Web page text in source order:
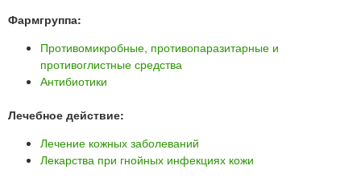
Фармгруппа:
Противомикробные, противопаразитарные и
противоглистные средства
Антибиотики
Лечебное действие:
Лечение кожных заболеваний
Лекарства при гнойных инфекциях кожи